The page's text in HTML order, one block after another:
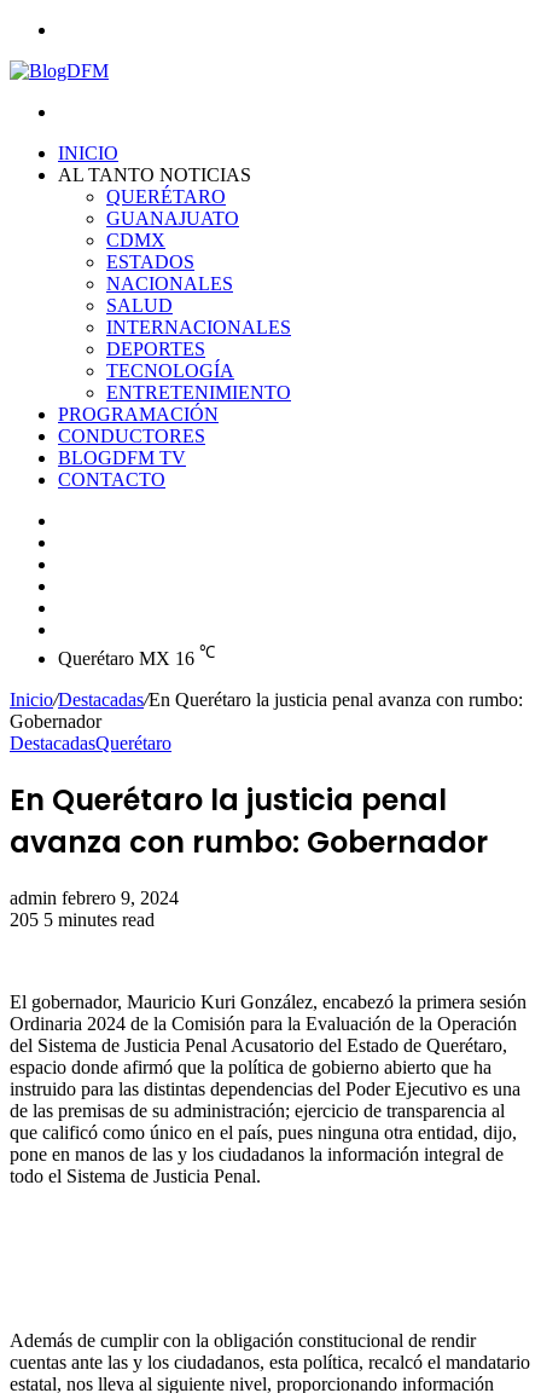
INICIO
AL TANTO NOTICIAS
QUERÉTARO
GUANAJUATO
CDMX
ESTADOS
NACIONALES
SALUD
INTERNACIONALES
DEPORTES
TECNOLOGÍA
ENTRETENIMIENTO
PROGRAMACIÓN
CONDUCTORES
BLOGDFM TV
CONTACTO
Querétaro MX 16 ℃
Inicio/Destacadas/En Querétaro la justicia penal avanza con rumbo:
Gobernador
DestacadasQuerétaro
En Querétaro la justicia penal
avanza con rumbo: Gobernador
admin Send
an
febrero 9, 2024
205 5 minutes read
El gobernador, Mauricio Kuri González, encabezó la primera sesión
Ordinaria 2024 de la Comisión para la Evaluación de la Operación
del Sistema de Justicia Penal Acusatorio del Estado de Querétaro,
espacio donde afirmó que la política de gobierno abierto que ha
instruido para las distintas dependencias del Poder Ejecutivo es una
de las premisas de su administración; ejercicio de transparencia al
que calificó como único en el país, pues ninguna otra entidad, dijo,
pone en manos de las y los ciudadanos la información integral de
todo el Sistema de Justicia Penal.
Además de cumplir con la obligación constitucional de rendir
cuentas ante las y los ciudadanos, esta política, recalcó el mandatario
estatal, nos lleva al siguiente nivel, proporcionando información